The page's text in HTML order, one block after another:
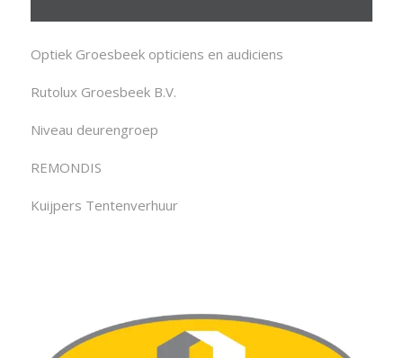
Optiek Groesbeek opticiens en audiciens
Rutolux Groesbeek B.V.
Niveau deurengroep
REMONDIS
Kuijpers Tentenverhuur